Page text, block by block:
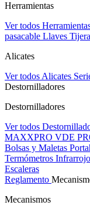
Herramientas
Ver todos
pasacable Llaves
Alicates
Ver todos Alicates
Destornilladores
Destornilladores
Ver todos
MAXXPRO VDE
Bolsas y Maletas
Termómetros
Escaleras
Reglamento
Mecanismos